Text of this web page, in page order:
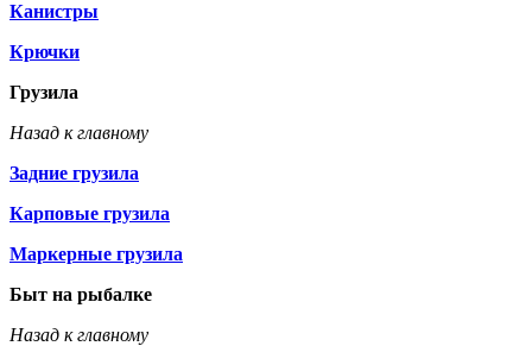
Канистры
Крючки
Грузила
Назад к главному
Задние грузила
Карповые грузила
Маркерные грузила
Быт на рыбалке
Назад к главному